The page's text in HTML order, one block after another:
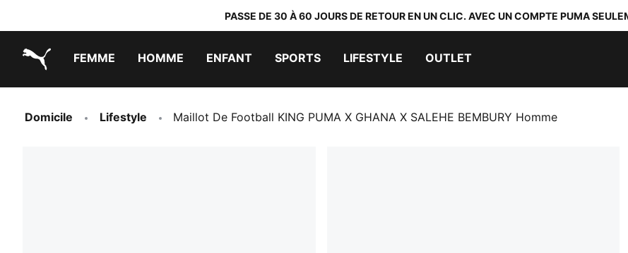
PASSE DE 30 À 60 JOURS DE RETOUR EN UN CLIC. AVEC UN COMPTE PUMA
FEMME HOMME ENFANT SPORTS LIFESTYLE OUTLET
Domicile Lifestyle Maillot De Football KING PUMA X GHANA X SALEHE BEMBURY Homme